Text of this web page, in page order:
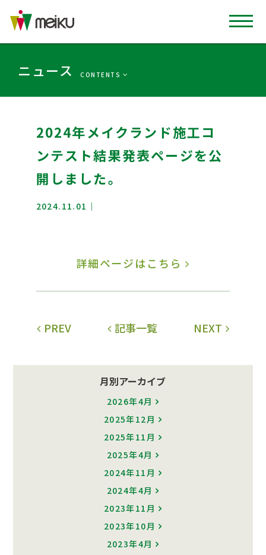
ニュース CONTENTS
2024年メイクランド施工コ
ンテスト結果発表ページを公
開しました。
2024.11.01
詳細ページはこちら
PREV 記事一覧 NEXT
月別アーカイブ
2026年4月
2025年12月
2025年11月
2025年4月
2024年11月
2024年4月
2023年11月
2023年10月
2023年4月